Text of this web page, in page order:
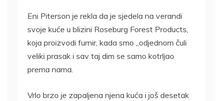
Eni Piterson je rekla da je sjedela na verandi
svoje kuće u blizini Roseburg Forest Products,
koja proizvodi furnir, kada smo „odjednom čuli
veliki prasak i sav taj dim se samo kotrljao
prema nama.
Vrlo brzo je zapaljena njena kuća i još desetak